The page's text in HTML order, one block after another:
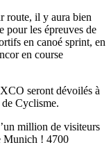
route, il y aura bien
les épreuves de
en canoé sprint, en
en course
seront dévoilés à
Cyclisme.
million de visiteurs
Munich ! 4700